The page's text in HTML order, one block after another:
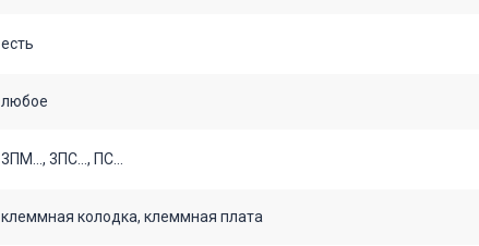
есть
любое
3ПМ..., 3ПС…, ПС...
клеммная колодка, клеммная плата